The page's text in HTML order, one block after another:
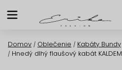
na
Domov / Oblečenie / Kabáty Bundy
/ Hnedý dlhý flaušový kabát KALDEM